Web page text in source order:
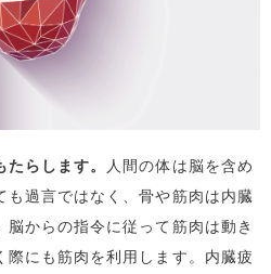
らします。
人間の体は脳を含め
も過言ではなく、骨や筋肉は内臓
からの指令に従って筋肉は動き
際にも筋肉を利用します。内臓疲